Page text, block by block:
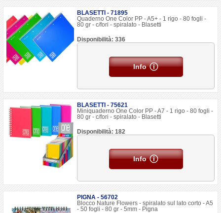
BLASETTI - 71895
Quaderno One Color PP - A5+ - 1 rigo - 80 fogli -
80 gr - c/fori - spiralato - Blasetti
Disponibilità: 336
Info
BLASETTI - 75621
Miniquaderno One Color PP - A7 - 1 rigo - 80 fogli -
80 gr - c/fori - spiralato - Blasetti
Disponibilità: 182
Info
PIGNA - 56702
Blocco Nature Flowers - spiralato sul lato corto - A5
- 50 fogli - 80 gr - 5mm - Pigna